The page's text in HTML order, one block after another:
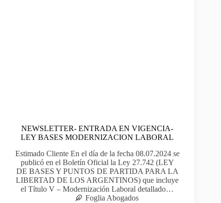
NEWSLETTER- ENTRADA EN VIGENCIA-
LEY BASES MODERNIZACION LABORAL
Estimado Cliente En el día de la fecha 08.07.2024 se
publicó en el Boletín Oficial la Ley 27.742 (LEY
DE BASES Y PUNTOS DE PARTIDA PARA LA
LIBERTAD DE LOS ARGENTINOS) que incluye
el Título V – Modernización Laboral detallado…
Foglia Abogados